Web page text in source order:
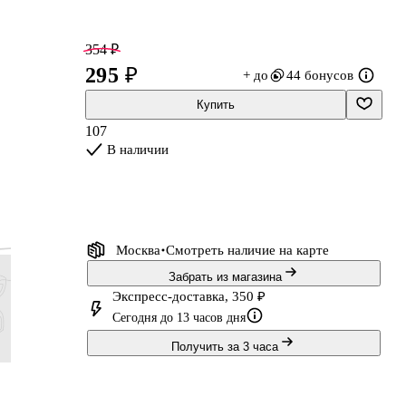
354 ₽
295 ₽ + до 44 бонусов
Купить
107
В наличии
Москва Смотреть наличие на карте
Забрать из магазина
Экспресс-доставка, 350 ₽
Сегодня до 13 часов дня
Получить за 3 часа